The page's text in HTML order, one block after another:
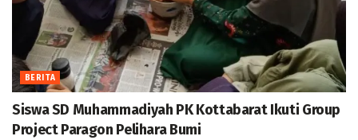
BERITA
Siswa SD Muhammadiyah PK Kottabarat Ikuti Group
Project Paragon Pelihara Bumi